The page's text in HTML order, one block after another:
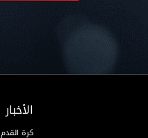
الأخبار
كرة القدم